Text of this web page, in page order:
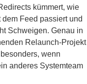
kümmert, wie
Feed passiert und
Schweigen. Genau in
Relaunch-Projekt
wenn
anderes Systemteam